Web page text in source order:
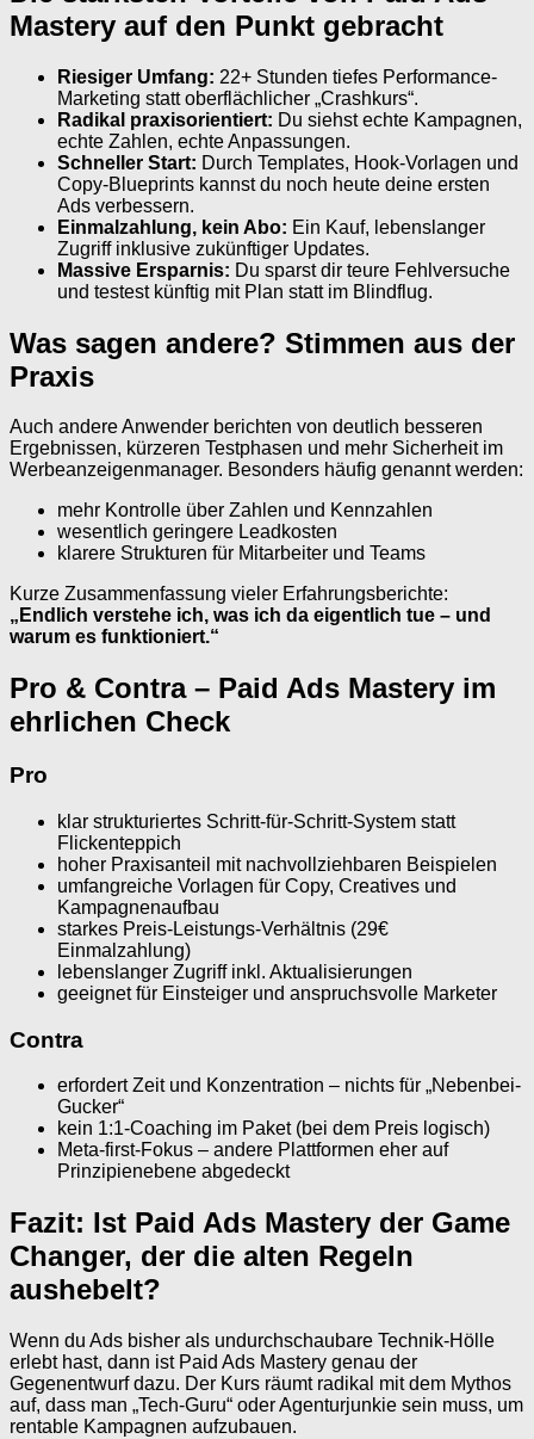
Mastery auf den Punkt gebracht
Riesiger Umfang: 22+ Stunden tiefes Performance-
Marketing statt oberflächlicher „Crashkurs“.
Radikal praxisorientiert: Du siehst echte Kampagnen,
echte Zahlen, echte Anpassungen.
Schneller Start: Durch Templates, Hook-Vorlagen und
Copy-Blueprints kannst du noch heute deine ersten
Ads verbessern.
Einmalzahlung, kein Abo: Ein Kauf, lebenslanger
Zugriff inklusive zukünftiger Updates.
Massive Ersparnis: Du sparst dir teure Fehlversuche
und testest künftig mit Plan statt im Blindflug.
Was sagen andere? Stimmen aus der
Praxis
Auch andere Anwender berichten von deutlich besseren
Ergebnissen, kürzeren Testphasen und mehr Sicherheit im
Werbeanzeigenmanager. Besonders häufig genannt werden:
mehr Kontrolle über Zahlen und Kennzahlen
wesentlich geringere Leadkosten
klarere Strukturen für Mitarbeiter und Teams
Kurze Zusammenfassung vieler Erfahrungsberichte:
„Endlich verstehe ich, was ich da eigentlich tue – und
warum es funktioniert.“
Pro & Contra – Paid Ads Mastery im
ehrlichen Check
Pro
klar strukturiertes Schritt-für-Schritt-System statt
Flickenteppich
hoher Praxisanteil mit nachvollziehbaren Beispielen
umfangreiche Vorlagen für Copy, Creatives und
Kampagnenaufbau
starkes Preis-Leistungs-Verhältnis (29€
Einmalzahlung)
lebenslanger Zugriff inkl. Aktualisierungen
geeignet für Einsteiger und anspruchsvolle Marketer
Contra
erfordert Zeit und Konzentration – nichts für „Nebenbei-
Gucker“
kein 1:1-Coaching im Paket (bei dem Preis logisch)
Meta-first-Fokus – andere Plattformen eher auf
Prinzipienebene abgedeckt
Fazit: Ist Paid Ads Mastery der Game
Changer, der die alten Regeln
aushebelt?
Wenn du Ads bisher als undurchschaubare Technik-Hölle
erlebt hast, dann ist Paid Ads Mastery genau der
Gegenentwurf dazu. Der Kurs räumt radikal mit dem Mythos
auf, dass man „Tech-Guru“ oder Agenturjunkie sein muss, um
rentable Kampagnen aufzubauen.